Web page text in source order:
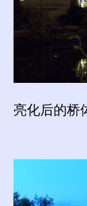
亮化后的桥